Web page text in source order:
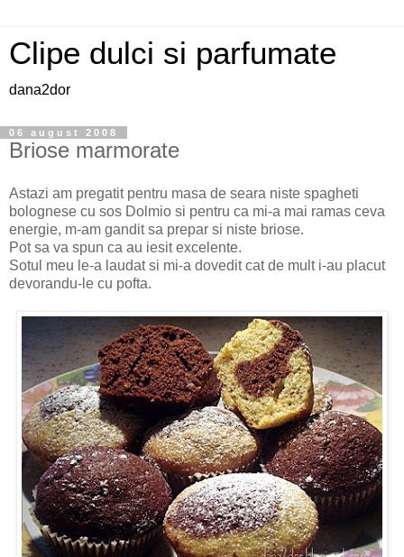
Clipe dulci si parfumate
dana2dor
06 august 2008
Briose marmorate
Astazi am pregatit pentru masa de seara niste spagheti
bolognese cu sos Dolmio si pentru ca mi-a mai ramas ceva
energie, m-am gandit sa prepar si niste briose.
Pot sa va spun ca au iesit excelente.
Sotul meu le-a laudat si mi-a dovedit cat de mult i-au placut
devorandu-le cu pofta.